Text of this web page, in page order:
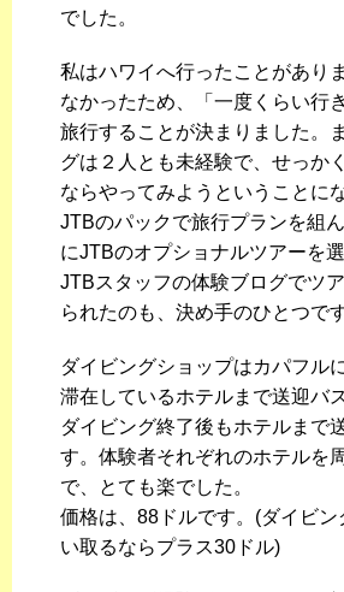
でした。
私はハワイへ行ったことがあり
なかったため、「一度くらい行
旅行することが決まりました。
グは２人とも未経験で、せっか
ならやってみようということに
JTBのパックで旅行プランを組
にJTBのオプショナルツアーを選
JTBスタッフの体験ブログでツ
られたのも、決め手のひとつです
ダイビングショップはカパフル
滞在しているホテルまで送迎バ
ダイビング終了後もホテルまで
す。体験者それぞれのホテルを
で、とても楽でした。
価格は、88ドルです。(ダイビン
い取るならプラス30ドル)